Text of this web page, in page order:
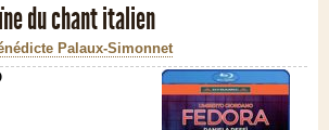
du chant italien
Palaux-Simonnet